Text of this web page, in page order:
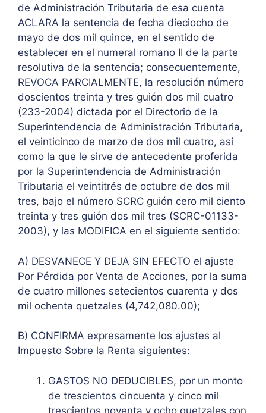
de Administración Tributaria de esa cuenta
ACLARA la sentencia de fecha dieciocho de
mayo de dos mil quince, en el sentido de
establecer en el numeral romano II de la parte
resolutiva de la sentencia; consecuentemente,
REVOCA PARCIALMENTE, la resolución número
doscientos treinta y tres guión dos mil cuatro
(233-2004) dictada por el Directorio de la
Superintendencia de Administración Tributaria,
el veinticinco de marzo de dos mil cuatro, así
como la que le sirve de antecedente proferida
por la Superintendencia de Administración
Tributaria el veintitrés de octubre de dos mil
tres, bajo el número SCRC guión cero mil ciento
treinta y tres guión dos mil tres (SCRC-01133-
2003), y las MODIFICA en el siguiente sentido:
A) DESVANECE Y DEJA SIN EFECTO el ajuste
Por Pérdida por Venta de Acciones, por la suma
de cuatro millones setecientos cuarenta y dos
mil ochenta quetzales (4,742,080.00);
B) CONFIRMA expresamente los ajustes al
Impuesto Sobre la Renta siguientes:
GASTOS NO DEDUCIBLES, por un monto
de trescientos cincuenta y cinco mil
trescientos noventa y ocho quetzales con